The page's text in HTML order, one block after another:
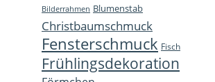
Bilderrahmen Blumenstab
Christbaumschmuck
Fensterschmuck Fisch
Frühlingsdekoration